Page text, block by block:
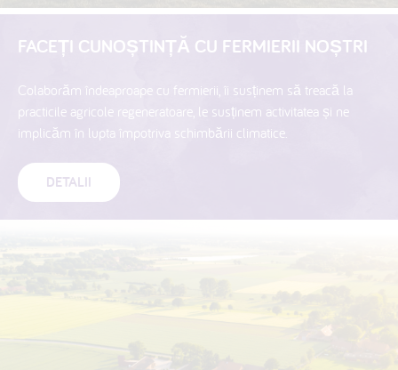
FACEȚI CUNOȘTINȚĂ CU FERMIERII NOȘTRI
Colaborăm îndeaproape cu fermierii, îi susținem să treacă la
practicile agricole regeneratoare, le susținem activitatea și ne
implicăm în lupta împotriva schimbării climatice.
DETALII